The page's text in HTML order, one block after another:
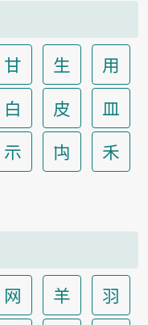
甘 生
用
白 皮
皿
示 禸
禾
网 羊
羽